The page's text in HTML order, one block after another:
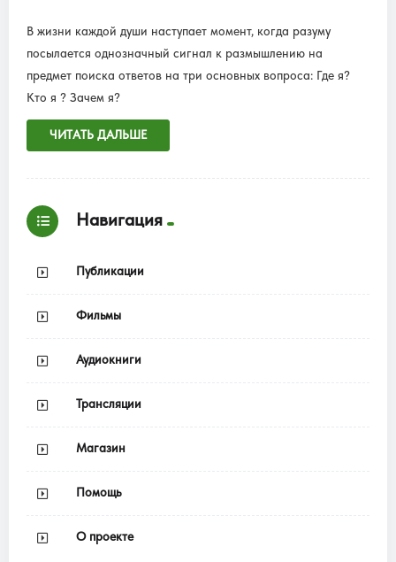
В жизни каждой души наступает момент, когда разуму
посылается однозначный сигнал к размышлению на
предмет поиска ответов на три основных вопроса: Где я?
Кто я ? Зачем я?
ЧИТАТЬ ДАЛЬШЕ
Навигация
Публикации
Фильмы
Аудиокниги
Трансляции
Магазин
Помощь
О проекте